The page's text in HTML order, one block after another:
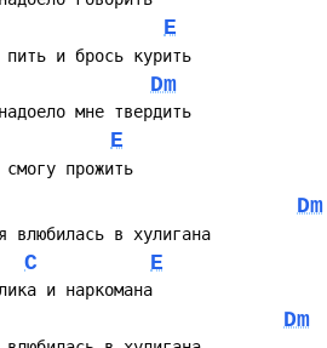
E
Dm
E
Dm
C E
Dm